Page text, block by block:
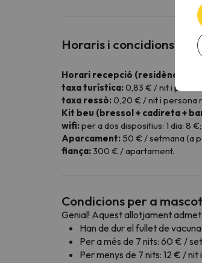
Horaris i concidions
Horari recepció (residència
taxa turística:0,83 € / nit i
taxa ressò:0,20 € / nit i persona
Kit beu (bressol + cadireta +
wifi:per a dos dispositius: 1 dia: 8
Aparcament: 50 € / setmana (a
fiança:300 € / apartament.
Condicions per a
Genial! Aquest allotjament
Han de dur el fullet de
Per a més de 7 nits: 60 € /
Per menys de 7 nits: 12 € / nit